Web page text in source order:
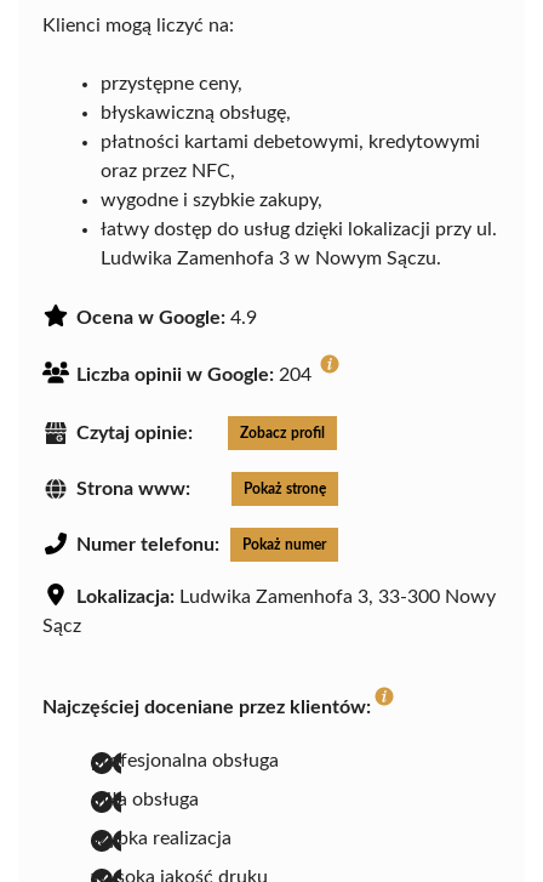
Klienci mogą liczyć na:
przystępne ceny,
błyskawiczną obsługę,
płatności kartami debetowymi, kredytowymi
oraz przez NFC,
wygodne i szybkie zakupy,
łatwy dostęp do usług dzięki lokalizacji przy ul.
Ludwika Zamenhofa 3 w Nowym Sączu.
Ocena w Google: 4.9
Liczba opinii w Google: 204
Czytaj opinie: Zobacz profil
Strona www: Pokaż stronę
Numer telefonu: Pokaż numer
Lokalizacja: Ludwika Zamenhofa 3, 33-300 Nowy
Sącz
Najczęściej doceniane przez klientów:
profesjonalna obsługa
miła obsługa
szybka realizacja
wysoka jakość druku